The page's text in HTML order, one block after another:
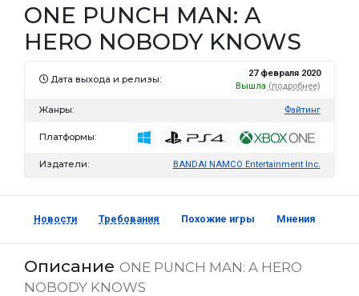
ONE PUNCH MAN: A
HERO NOBODY KNOWS
Дата выхода и релизы:
27 февраля 2020
Вышла (подробнее)
Жанры: Файтинг
Платформы:
Издатели: BANDAI NAMCO Entertainment Inc.
Новости Требования Похожие игры Мнения
Описание ONE PUNCH MAN: A HERO
NOBODY KNOWS